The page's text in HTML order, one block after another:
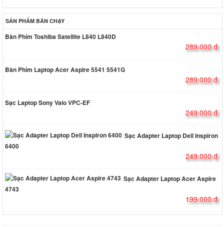
SẢN PHẨM BÁN CHẠY
Bàn Phím Toshiba Satellite L840 L840D
289.000 đ
Bàn Phím Laptop Acer Aspire 5541 5541G
289.000 đ
Sạc Laptop Sony Vaio VPC-EF
249.000 đ
Sạc Adapter Laptop Dell Inspiron
6400
249.000 đ
Sạc Adapter Laptop Acer Aspire
4743
199.000 đ